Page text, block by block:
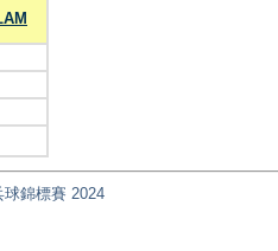
球錦標賽 2024